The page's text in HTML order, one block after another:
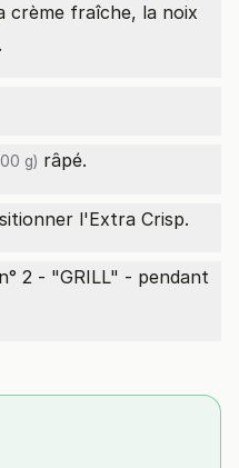
crème fraîche, la noix
g) râpé.
l'Extra Crisp.
2 - "GRILL" - pendant